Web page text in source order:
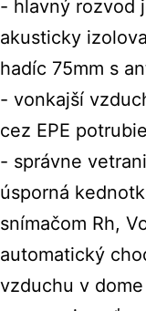
- hlavný rozvod
akusticky
hadíc 75mm s
- vonkajší
cez EPE
- správne
úsporná
snímačom Rh,
automatický
vzduchu v